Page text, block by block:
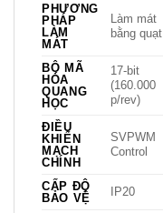
PHƯƠNG
PHÁP
LÀM
MÁT
Làm mát
bằng quạt
BỘ MÃ
HÓA
QUANG
HỌC
17-bit
(160.000
p/rev)
ĐIỀU
KHIỂN
MẠCH
CHÍNH
SVPWM
Control
CẤP ĐỘ
BẢO VỆ
IP20